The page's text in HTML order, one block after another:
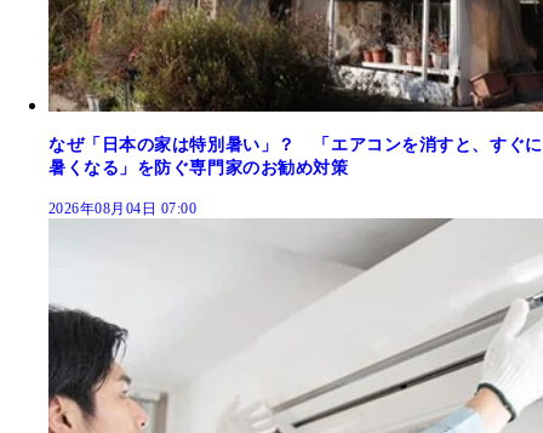
なぜ「日本の家は特別暑い」？ 「エアコンを消すと、すぐに
暑くなる」を防ぐ専門家のお勧め対策
2026年08月04日 07:00